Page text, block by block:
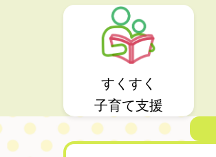
すくすく
子育て支援